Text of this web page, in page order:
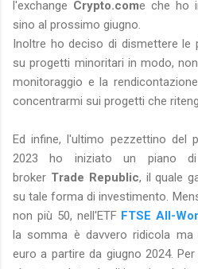
l'exchange Crypto.come che ho
sino al prossimo giugno.
Inoltre ho deciso di dismettere le
su progetti minoritari in modo,
monitoraggio e la
concentrarmi sui progetti che
Ed infine, l'ultimo pezzettino del
2023 ho iniziato un piano di
broker Trade Republic, il quale
su tale forma di investimento.
non più 50, nell'ETF FTSE All-
la somma è davvero ridicola
euro a partire da giugno 2024.